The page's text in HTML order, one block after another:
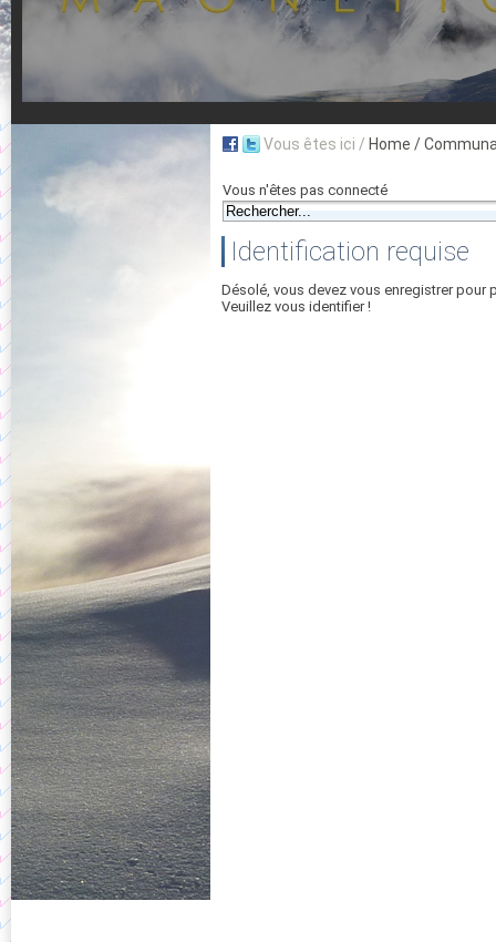
Vous êtes ici / Home /
Vous n'êtes pas connecté
Identification requise
Désolé, vous devez vous enregistrer pour
Veuillez vous identifier !